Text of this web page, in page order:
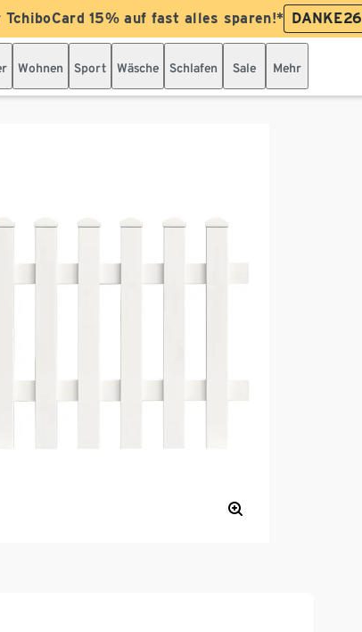
15% auf fast alles sparen!* DANKE26
Wohnen Sport Wäsche Schlafen Sale Mehr